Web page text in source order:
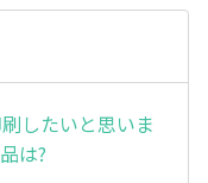
したいと思いま
は?